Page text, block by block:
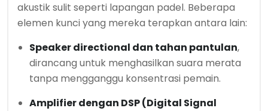
akustik sulit seperti lapangan padel. Beberapa
elemen kunci yang mereka terapkan antara lain:
Speaker directional dan tahan pantulan,
dirancang untuk menghasilkan suara merata
tanpa mengganggu konsentrasi pemain.
Amplifier dengan DSP (Digital Signal